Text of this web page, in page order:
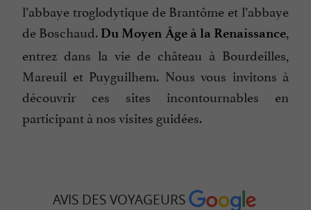
l’abbaye troglodytique de Brantôme et l’abbaye
de Boschaud. Du Moyen Âge à la Renaissance,
entrez dans la vie de château à Bourdeilles,
Mareuil et Puyguilhem. Nous vous invitons à
découvrir ces sites incontournables en
participant à nos visites guidées.
AVIS DES VOYAGEURS